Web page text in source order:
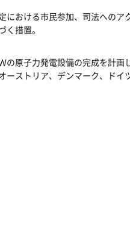
における市民参加、司法への
措置。
の原子力発電設備の完成を計
ーストリア、デンマーク、ド